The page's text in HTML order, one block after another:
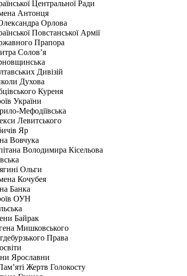
Центральної Ради
Антонця
Орлова
Повстанської Армії
Прапора
Солов’я
Дивізій
Духова
Куреня
України
Мефодіївська
Левитського
Яр
Вовчука
Володимира Кісельова
Ольги
Кочубея
Банка
ОУН
Байрак
Мишковського
Права
Ярославни
Жертв Голокосту